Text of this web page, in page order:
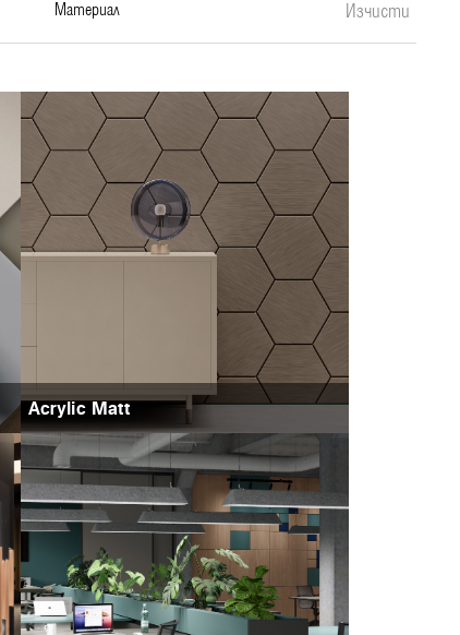
материал Изчисти
Acrylic Matt